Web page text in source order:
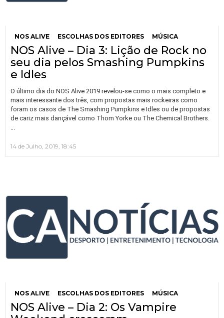
NOS ALIVE ESCOLHAS DOS EDITORES MÚSICA
NOS Alive – Dia 3: Lição de Rock no
seu dia pelos Smashing Pumpkins
e Idles
O último dia do NOS Alive 2019 revelou-se como o mais completo e
mais interessante dos três, com propostas mais rockeiras como
foram os casos de The Smashing Pumpkins e Idles ou de propostas
de cariz mais dançável como Thom Yorke ou The Chemical Brothers.
14 de Julho, 2019, 18:45
NOS ALIVE ESCOLHAS DOS EDITORES MÚSICA
NOS Alive – Dia 2: Os Vampire